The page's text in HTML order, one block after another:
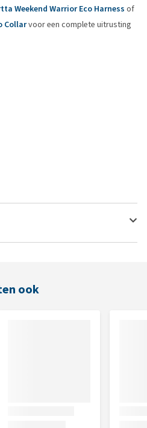
Weekend Warrior Eco Harness of
Collarvoor een complete uitrusting
ook